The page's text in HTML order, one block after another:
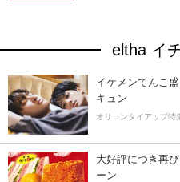
eltha イ
イケメンてんこ
キュン
オリコンタイアップ特
大好評につき再
ーン